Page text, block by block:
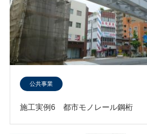
公共事業
施工実例6 都市モノレール鋼桁